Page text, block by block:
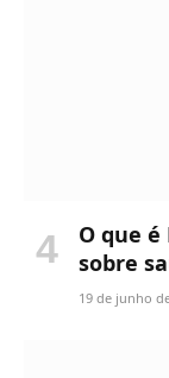
O que
sobre
19 de junho